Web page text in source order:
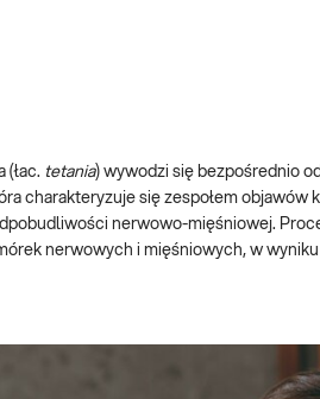
(łac. tetania) wywodzi się bezpośrednio
charakteryzuje się zespołem objawów
nerwowo-mięśniowej.
nerwowych i mięśniowych, w